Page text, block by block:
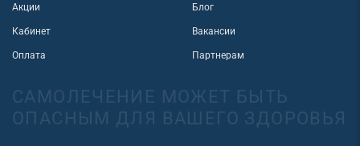
Акции
Кабинет
Оплата
Блог
Вакансии
Партнерам
САМОЛЕЧЕНИЕ МОЖЕТ БЫТЬ
ОПАСНЫМ ДЛЯ ВАШЕГО ЗДОРОВЬЯ